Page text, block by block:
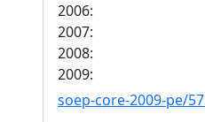
2006:
2007:
2008:
2009:
soep-core-2009-pe/57